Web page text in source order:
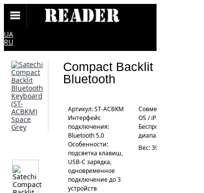
UA
RU
Compact Backlit
Bluetooth
Артикул: ST-ACBKM
Совместимость: Mac
OS / iPad OS / iOS
Интерфейс
подключения:
Bluetooth 5.0
Беспроводной
диапазон: 5 - 10 м
Особенности:
подсветка клавиш,
USB-C зарядка,
одновременное
подключение до 3
устройств
Вес: 399 г